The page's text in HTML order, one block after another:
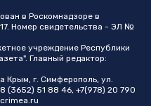
в Роскомнадзоре в
Номер свидетельства - ЭЛ №
учреждение Республики
Главный редактор:
Крым, г. Симферополь, ул.
(3652) 51 88 46, +7(978) 20 790